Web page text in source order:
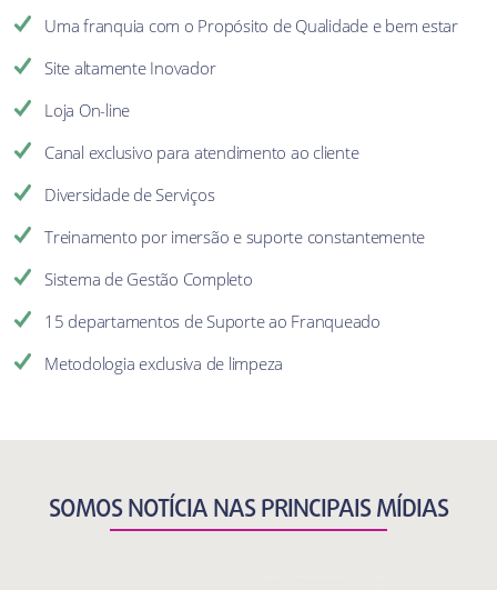
Uma franquia com o Propósito de Qualidade e bem estar
Site altamente Inovador
Loja On-line
Canal exclusivo para atendimento ao cliente
Diversidade de Serviços
Treinamento por imersão e suporte constantemente
Sistema de Gestão Completo
15 departamentos de Suporte ao Franqueado
Metodologia exclusiva de limpeza
SOMOS NOTÍCIA NAS PRINCIPAIS MÍDIAS